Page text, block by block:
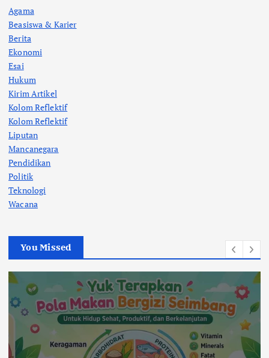
Agama
Beasiswa & Karier
Berita
Ekonomi
Esai
Hukum
Kirim Artikel
Kolom Reflektif
Kolom Reflektif
Liputan
Mancanegara
Pendidikan
Politik
Teknologi
Wacana
You Missed